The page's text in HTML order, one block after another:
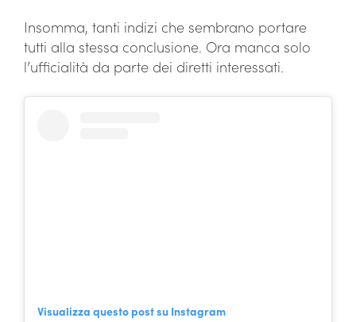
Insomma, tanti indizi che sembrano portare
tutti alla stessa conclusione. Ora manca solo
l’ufficialità da parte dei diretti interessati.
Visualizza questo post su Instagram